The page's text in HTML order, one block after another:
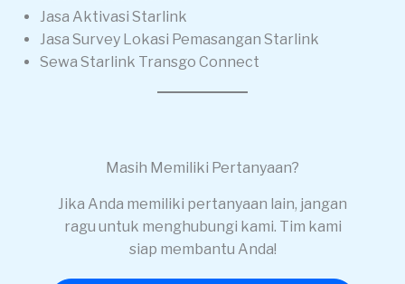
Jasa Aktivasi Starlink
Jasa Survey Lokasi Pemasangan Starlink
Sewa Starlink Transgo Connect
Masih Memiliki Pertanyaan?
Jika Anda memiliki pertanyaan lain, jangan
ragu untuk menghubungi kami. Tim kami
siap membantu Anda!